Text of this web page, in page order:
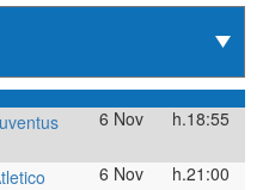
6 Nov h.18:55
6 Nov h.21:00